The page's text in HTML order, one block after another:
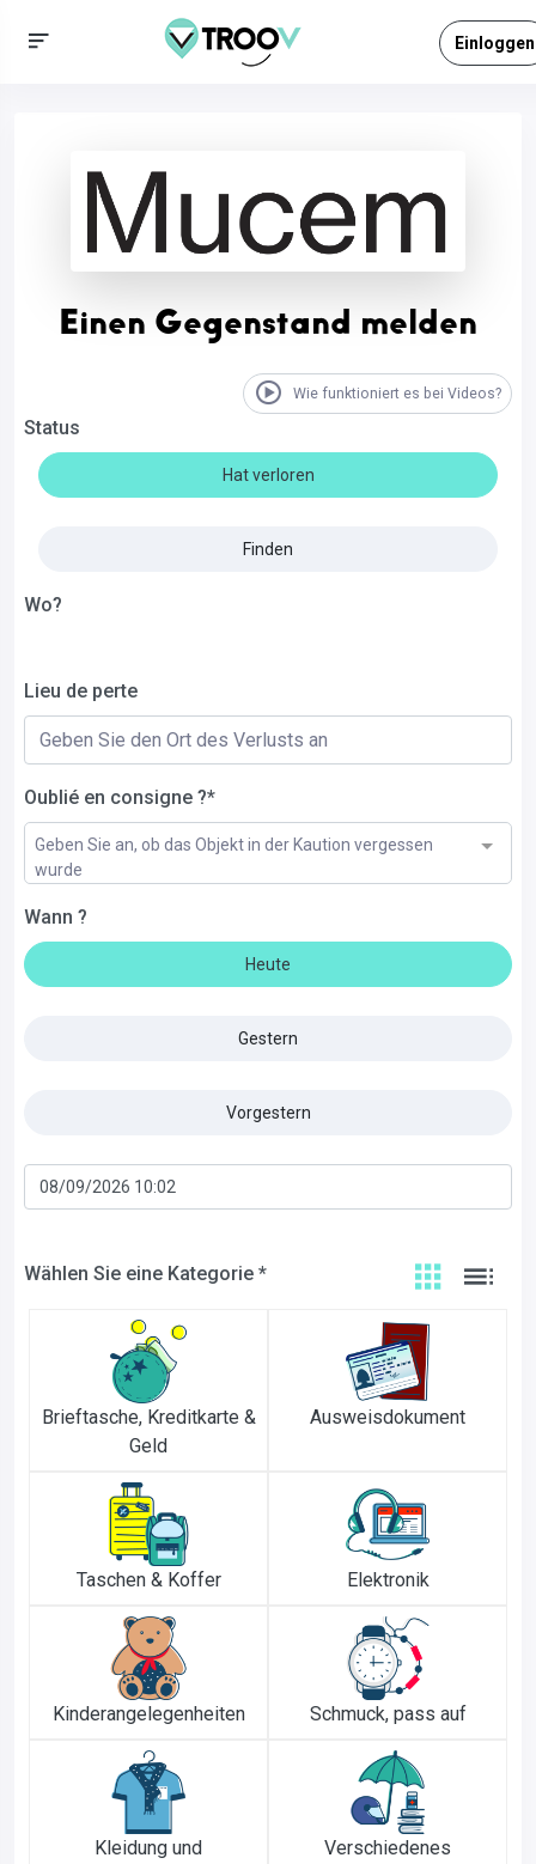
Einloggen
Einen Gegenstand melden
Wie funktioniert es bei Videos?
Status
Hat verloren
Finden
Wo?
Lieu de perte
Oublié en consigne ?*
Geben Sie an, ob das Objekt in der Kaution vergessen
wurde
Wann ?
Heute
Gestern
Vorgestern
Wählen Sie eine Kategorie *
Brieftasche, Kreditkarte &
Geld
Ausweisdokument
Taschen & Koffer Elektronik
Kinderangelegenheiten Schmuck, pass auf
Kleidung und
Verschiedenes